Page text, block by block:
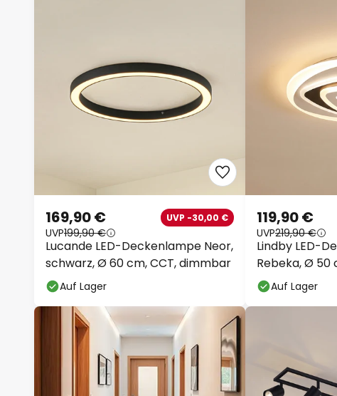
Lucande LED-Deckenlampe Neor,
schwarz, Ø 60 cm, CCT, dimmbar
169,90 € UVP -30,00 €
UVP199,90 €
Auf Lager
Lindby LED-
Rebeka, Ø 50
Fernbedienung
119,90 €
UVP219,90 €
Auf Lager